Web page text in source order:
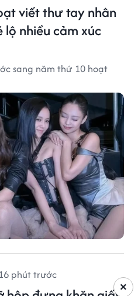
viết thư tay nhân
nhiều cảm xúc
sang năm thứ 10 hoạt
16 phút trước
×